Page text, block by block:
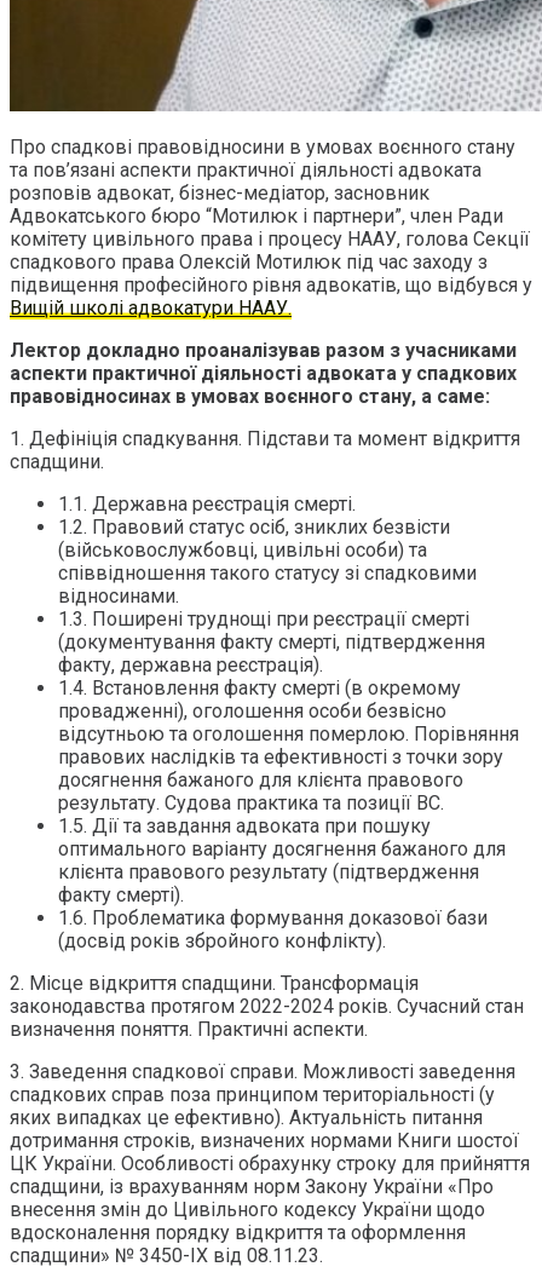
Про спадкові правовідносини в умовах воєнного стану
та пов’язані аспекти практичної діяльності адвоката
розповів адвокат, бізнес-медіатор, засновник
Адвокатського бюро “Мотилюк і партнери”, член Ради
комітету цивільного права і процесу НААУ, голова Секції
спадкового права Олексій Мотилюк під час заходу з
підвищення професійного рівня адвокатів, що відбувся у
Вищій школі адвокатури НААУ.
Лектор докладно проаналізував разом з учасниками
аспекти практичної діяльності адвоката у спадкових
правовідносинах в умовах воєнного стану, а саме:
1. Дефініція спадкування. Підстави та момент відкриття
спадщини.
1.1. Державна реєстрація смерті.
1.2. Правовий статус осіб, зниклих безвісти
(військовослужбовці, цивільні особи) та
співвідношення такого статусу зі спадковими
відносинами.
1.3. Поширені труднощі при реєстрації смерті
(документування факту смерті, підтвердження
факту, державна реєстрація).
1.4. Встановлення факту смерті (в окремому
провадженні), оголошення особи безвісно
відсутньою та оголошення померлою. Порівняння
правових наслідків та ефективності з точки зору
досягнення бажаного для клієнта правового
результату. Судова практика та позиції ВС.
1.5. Дії та завдання адвоката при пошуку
оптимального варіанту досягнення бажаного для
клієнта правового результату (підтвердження
факту смерті).
1.6. Проблематика формування доказової бази
(досвід років збройного конфлікту).
2. Місце відкриття спадщини. Трансформація
законодавства протягом 2022-2024 років. Сучасний стан
визначення поняття. Практичні аспекти.
3. Заведення спадкової справи. Можливості заведення
спадкових справ поза принципом територіальності (у
яких випадках це ефективно). Актуальність питання
дотримання строків, визначених нормами Книги шостої
ЦК України. Особливості обрахунку строку для прийняття
спадщини, із врахуванням норм Закону України «Про
внесення змін до Цивільного кодексу України щодо
вдосконалення порядку відкриття та оформлення
спадщини» № 3450-IX від 08.11.23.